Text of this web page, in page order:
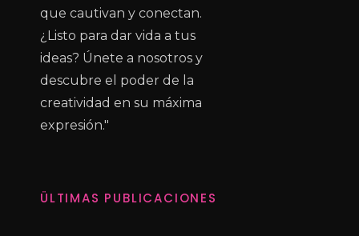
que cautivan y conectan.
¿Listo para dar vida a tus
ideas? Únete a nosotros y
descubre el poder de la
creatividad en su máxima
expresión."
ÜLTIMAS PUBLICACIONES